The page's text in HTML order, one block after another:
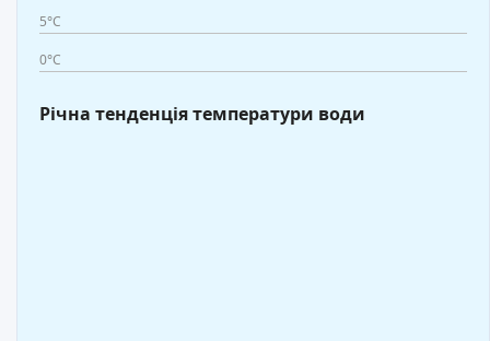
5°C
0°C
Річна тенденція температури води